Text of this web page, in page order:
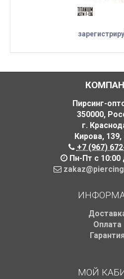
Пирсинг-
350000,
г.
Кирова, 139,
+7 (967)
Пн-Пт с 10:00
Оплата
МОЙ